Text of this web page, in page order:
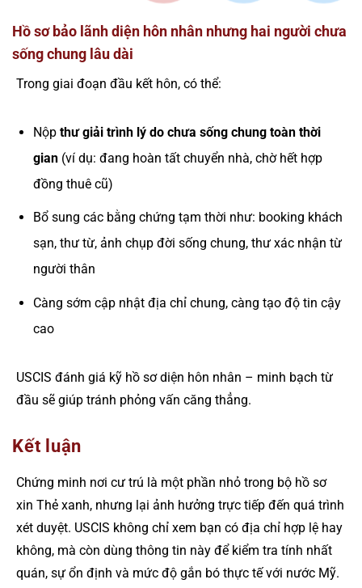
Hồ sơ bảo lãnh diện hôn nhân nhưng hai người chưa
sống chung lâu dài
Trong giai đoạn đầu kết hôn, có thể:
Nộp thư giải trình lý do chưa sống chung toàn thời
gian(ví dụ: đang hoàn tất chuyển nhà, chờ hết hợp
đồng thuê cũ)
Bổ sung các bằng chứng tạm thời như: booking khách
sạn, thư từ, ảnh chụp đời sống chung, thư xác nhận từ
người thân
Càng sớm cập nhật địa chỉ chung, càng tạo độ tin cậy
cao
USCIS đánh giá kỹ hồ sơ diện hôn nhân – minh bạch từ
đầu sẽ giúp tránh phỏng vấn căng thẳng.
Kết luận
Chứng minh nơi cư trú là một phần nhỏ trong bộ hồ sơ
xin Thẻ xanh, nhưng lại ảnh hưởng trực tiếp đến quá trình
xét duyệt. USCIS không chỉ xem bạn có địa chỉ hợp lệ hay
không, mà còn dùng thông tin này để kiểm tra tính nhất
quán, sự ổn định và mức độ gắn bó thực tế với nước Mỹ.